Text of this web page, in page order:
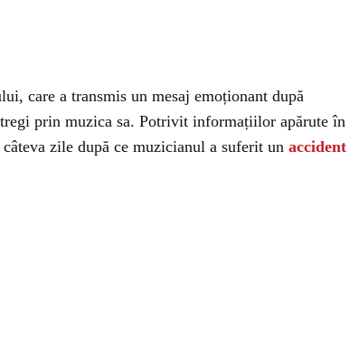
care a transmis un mesaj emoționant după
prin muzica sa. Potrivit informațiilor apărute în
zile după ce muzicianul a suferit un accident